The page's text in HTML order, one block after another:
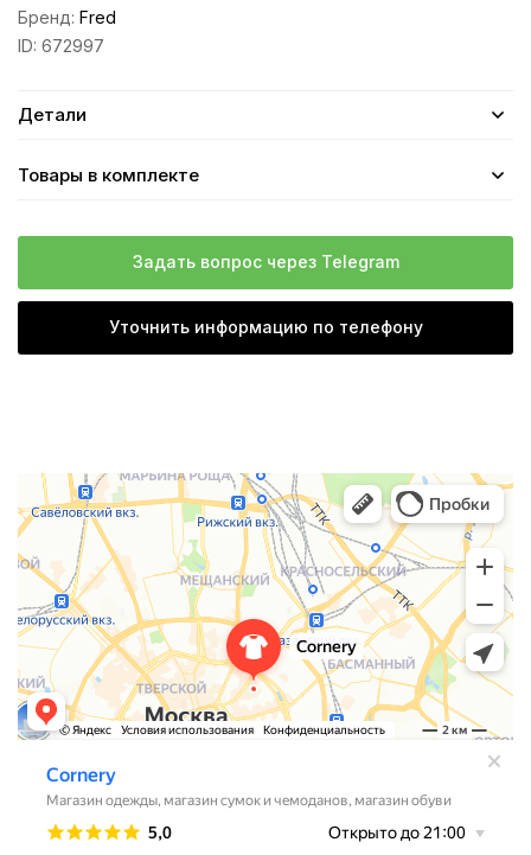
Бренд: Fred
ID: 672997
Детали
Товары в комплекте
Задать вопрос через Telegram
Уточнить информацию по телефону